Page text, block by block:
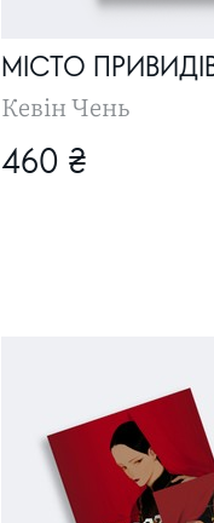
МІСТО
Кевін Чень
460 ₴